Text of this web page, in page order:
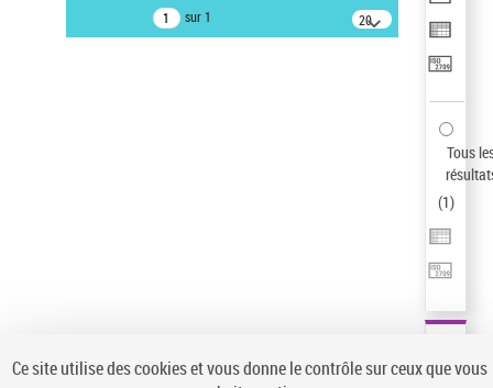
sur 1
20
résultats/page
Tous
(1)
Ce site utilise des cookies et vous donne le contrôle sur ceux que vous